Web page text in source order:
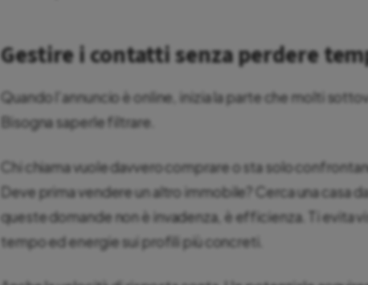
Gestire i contatti senza perdere
Quando l’annuncio è online, inizia la parte che molti
Bisogna saperle filtrare.
Chi chiama vuole davvero comprare o sta solo
Deve prima vendere un altro immobile? Cerca una casa
queste domande non è invadenza, è efficienza. Ti evita
tempo ed energie sui profili più concreti.